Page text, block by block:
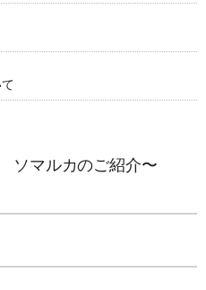
ソマルカのご紹介〜